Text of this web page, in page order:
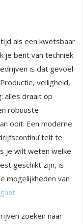
als een kwetsbaar
je bent van techniek
is dat gevoel
veiligheid,
alles draait op
robuuste
ooit. Een moderne
te
je wilt weten welke
geschikt zijn, is
mogelijkheden van
.
zoeken naar